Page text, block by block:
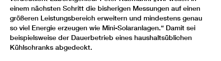
einem nächsten Schritt die bisherigen Messungen auf einen
größeren Leistungsbereich erweitern und mindestens genau
so viel Energie erzeugen wie Mini-Solaranlagen.“ Damit sei
beispielsweise der Dauerbetrieb eines haushaltsüblichen
Kühlschranks abgedeckt.